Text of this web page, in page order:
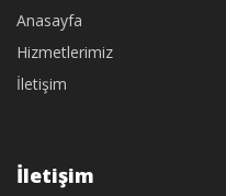
Anasayfa
Hizmetlerimiz
İletişim
İletişim